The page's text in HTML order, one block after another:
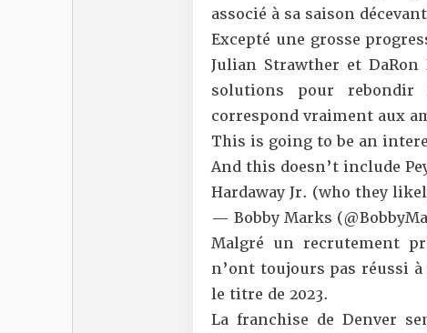
associé à sa saison
Excepté une grosse
Julian Strawther et
solutions pour
correspond vraiment aux
This is going to be an
And this doesn’t include
Hardaway Jr. (who they
— Bobby Marks
Malgré un recrutement
n’ont toujours pas réussi
le titre de 2023.
La franchise de Denver